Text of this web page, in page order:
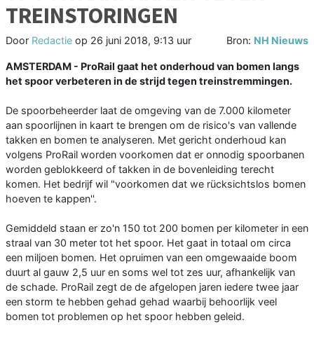
TREINSTORINGEN
Door Redactie op 26 juni 2018, 9:13 uur Bron: NH Nieuws
AMSTERDAM - ProRail gaat het onderhoud van bomen langs
het spoor verbeteren in de strijd tegen treinstremmingen.
De spoorbeheerder laat de omgeving van de 7.000 kilometer
aan spoorlijnen in kaart te brengen om de risico's van vallende
takken en bomen te analyseren. Met gericht onderhoud kan
volgens ProRail worden voorkomen dat er onnodig spoorbanen
worden geblokkeerd of takken in de bovenleiding terecht
komen. Het bedrijf wil "voorkomen dat we rücksichtslos bomen
hoeven te kappen''.
Gemiddeld staan er zo'n 150 tot 200 bomen per kilometer in een
straal van 30 meter tot het spoor. Het gaat in totaal om circa
een miljoen bomen. Het opruimen van een omgewaaide boom
duurt al gauw 2,5 uur en soms wel tot zes uur, afhankelijk van
de schade. ProRail zegt de de afgelopen jaren iedere twee jaar
een storm te hebben gehad gehad waarbij behoorlijk veel
bomen tot problemen op het spoor hebben geleid.